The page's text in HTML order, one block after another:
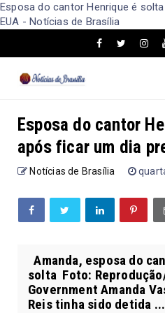
Esposa do cantor Henrique é
EUA - Notícias de Brasília
Esposa do cantor
após ficar um dia
Notícias de Brasília
Amanda, esposa do
solta Foto:
Government Amanda
Reis tinha sido detida ...